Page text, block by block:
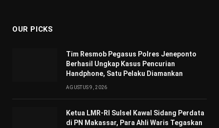
OUR PICKS
Tim Resmob Pegasus Polres Jeneponto
Berhasil Ungkap Kasus Pencurian
Handphone, Satu Pelaku Diamankan
AGUSTUS 9, 2026
Ketua LMR-RI Sulsel Kawal Sidang Perdata
di PN Makassar, Para Ahli Waris Tegaskan